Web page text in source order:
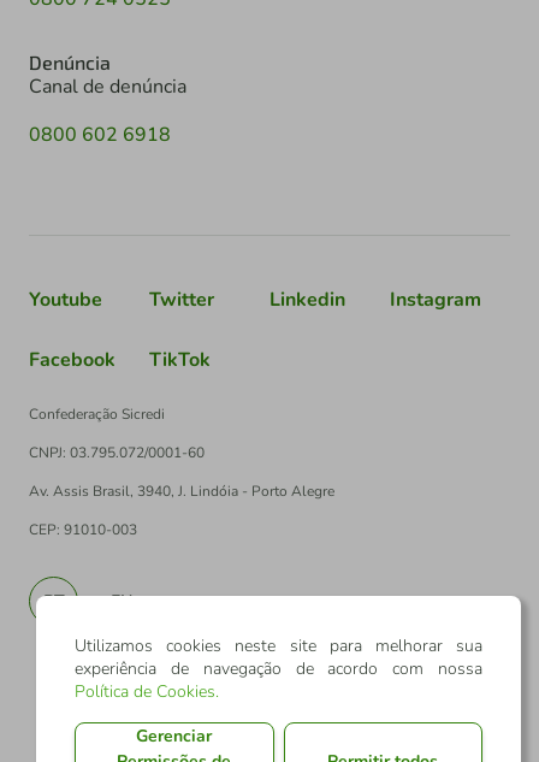
Denúncia
Canal de denúncia
0800 602 6918
Youtube Twitter Linkedin Instagram
Facebook TikTok
Confederação Sicredi
CNPJ: 03.795.072/0001-60
Av. Assis Brasil, 3940, J. Lindóia - Porto Alegre
CEP: 91010-003
PT
EN
Utilizamos cookies neste site para melhorar sua
experiência de navegação de acordo com nossa
Política de Cookies.
Gerenciar